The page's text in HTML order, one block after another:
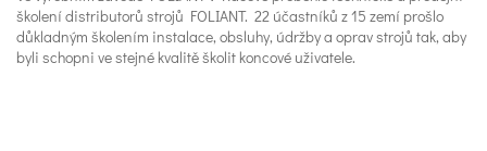
školení distributorů strojů FOLIANT. 22 účastníků z 15 zemí prošlo
důkladným školením instalace, obsluhy, údržby a oprav strojů tak, aby
byli schopni ve stejné kvalitě školit koncové uživatele.